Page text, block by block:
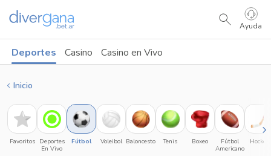
Ayuda
Deportes Casino Casino en Vivo
Inicio
Favoritos
Deportes
En Vivo
Fútbol Voleibol Baloncesto Tenis Boxeo
Fútbol
Americano
Hockey